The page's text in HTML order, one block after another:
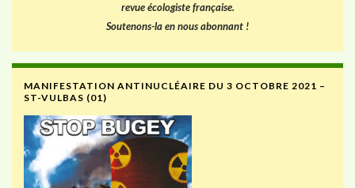
revue écologiste française.
Soutenons-la en nous abonnant !
MANIFESTATION ANTINUCLÉAIRE DU 3 OCTOBRE 2021 –
ST-VULBAS (01)